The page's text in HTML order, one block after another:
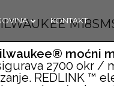
OTVORENA
NOVA
KONTAKT
moćni
2700 okr /
REDLINK ™